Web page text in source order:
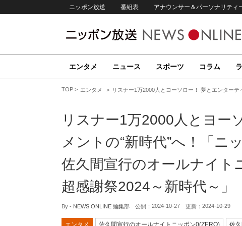
ニッポン放送 番組表 アナウンサー＆パーソナリティ
エンタメ ニュース スポーツ コラム
TOP エンタメ リスナー1万2000人とヨーソロー！ 夢とエンター
リスナー1万2000人とヨー
メントの“新時代”へ！「
佐久間宣行のオールナイ
超感謝祭2024～新時代～」
By - NEWS ONLINE 編集部 公開： 2024-10-27 更新： 2024-10-29
エンタメ 佐久間宣行のオールナイトニッポン0(ZERO) 佐